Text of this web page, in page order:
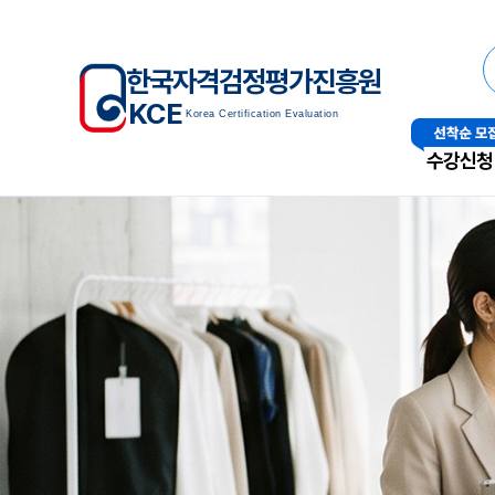
한국자격검정평가진흥원
KCE Korea Certification Evaluation
수강신청